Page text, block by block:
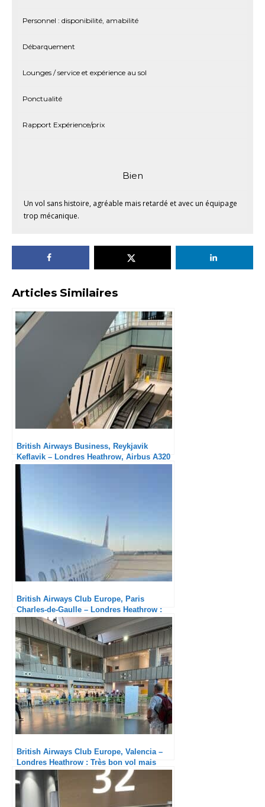
Personnel : disponibilité, amabilité
Débarquement
Lounges / service et expérience au sol
Ponctualité
Rapport Expérience/prix
Bien
Un vol sans histoire, agréable mais retardé et avec un équipage
trop mécanique.
Articles Similaires
British Airways Business, Reykjavik
Keflavik – Londres Heathrow, Airbus A320
British Airways Club Europe, Paris
Charles-de-Gaulle – Londres Heathrow :
Honnête
British Airways Club Europe, Valencia –
Londres Heathrow : Très bon vol mais
expérience à Valence indigne !